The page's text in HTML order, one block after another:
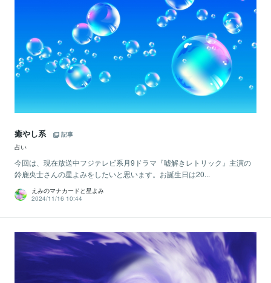
癒やし系
記事
占い
今回は、現在放送中フジテレビ系月9ドラマ『嘘解きレトリック』主演の
鈴鹿央士さんの星よみをしたいと思います。お誕生日は20...
えみのマナカードと星よみ
2024/11/16 10:44